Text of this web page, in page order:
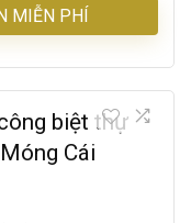
MIỄN PHÍ
biệt thự
Cái